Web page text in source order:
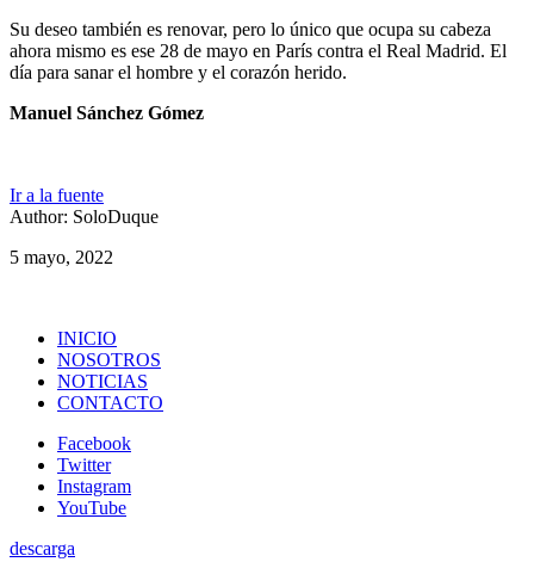
Su deseo también es renovar, pero lo único que ocupa su cabeza
ahora mismo es ese 28 de mayo en París contra el Real Madrid. El
día para sanar el hombre y el corazón herido.
Manuel Sánchez Gómez
Ir a la fuente
Author: SoloDuque
5 mayo, 2022
INICIO
NOSOTROS
NOTICIAS
CONTACTO
Facebook
Twitter
Instagram
YouTube
descarga